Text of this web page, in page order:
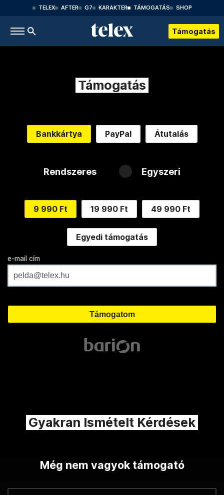
TELEX AFTER G7 KARAKTER TÁMOGATÁS SHOP
Támogatás
Támogatás
Bankkártya PayPal Átutalás
Rendszeres Egyszeri
9 990 Ft 19 990 Ft 49 990 Ft
Egyedi támogatás
e-mail cím
Gyakran Ismételt Kérdések
Még nem vagyok támogató